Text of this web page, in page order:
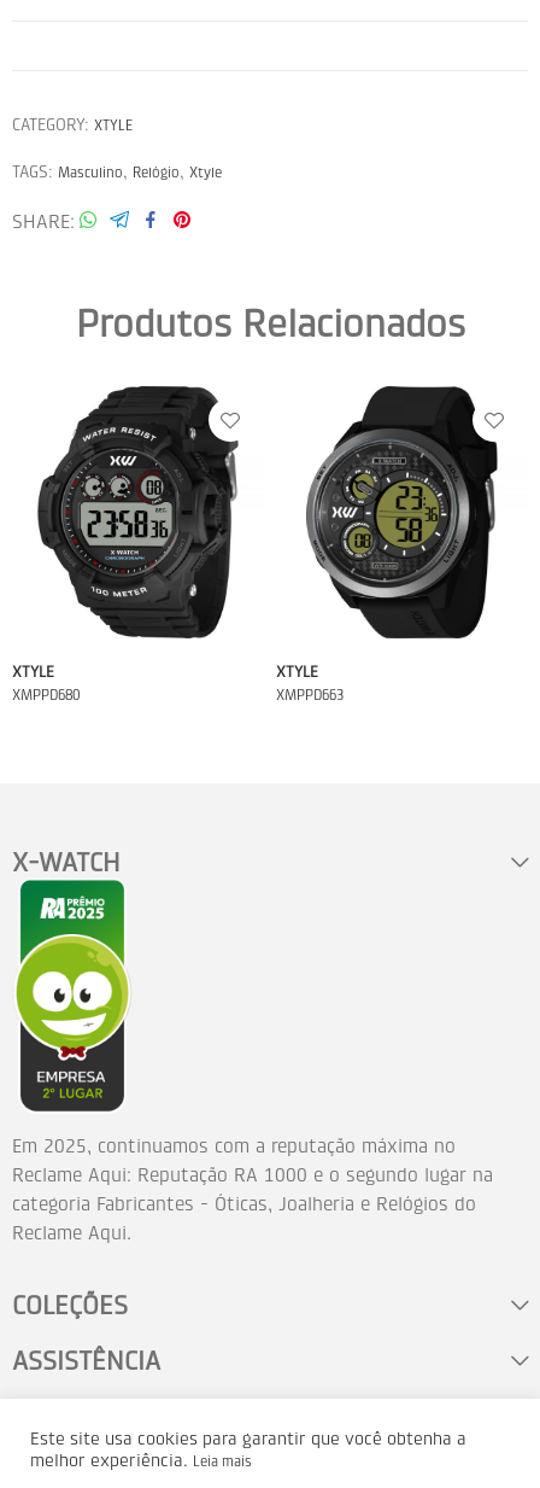
CATEGORY: XTYLE
TAGS: Masculino, Relógio, Xtyle
SHARE
Produtos Relacionados
XTYLE
XMPPD680
XTYLE
XMPPD663
X-WATCH
Em 2025, continuamos com a reputação máxima no
Reclame Aqui: Reputação RA 1000 e o segundo lugar na
categoria Fabricantes - Óticas, Joalheria e Relógios do
Reclame Aqui.
COLEÇÕES
ASSISTÊNCIA
Este site usa cookies para garantir que você obtenha a
melhor experiência. Leia mais